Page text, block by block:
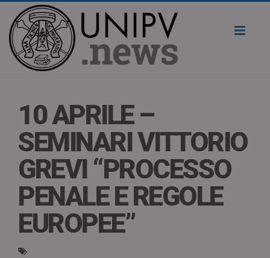
10 APRILE –
SEMINARI VITTORIO
GREVI “PROCESSO
PENALE E REGOLE
EUROPEE”